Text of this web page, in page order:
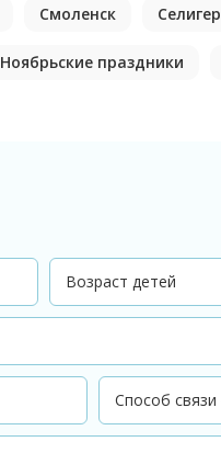
Смоленск Селигер
Ноябрьские праздники